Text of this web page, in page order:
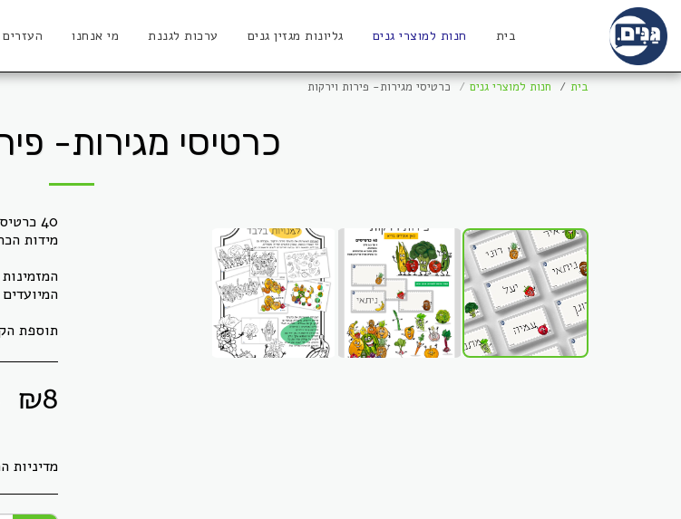
בית חנות למוצרי גנים גליונות מגזין גנים ערכות לגננת מי אנחנו
בית חנות למוצרי גנים כרטיסי מגירות- פירות וירקות
כרטיסי מגירות-
תוספת
₪8
מדיניות